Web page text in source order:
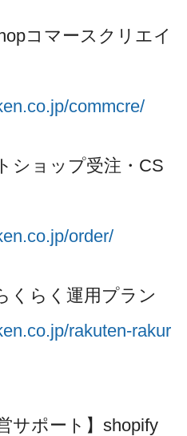
コマースクリエイ
commcre/
ショップ受注・CS
order/
くらく運用プラン
rakuten-rakur
サポート】shopify